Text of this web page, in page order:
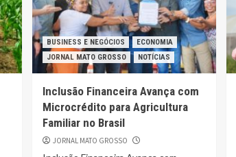
BUSINESS E NEGÓCIOS
ECONOMIA
JORNAL MATO GROSSO
NOTÍCIAS
Inclusão Financeira Avança com
Microcrédito para Agricultura
Familiar no Brasil
JORNAL MATO GROSSO